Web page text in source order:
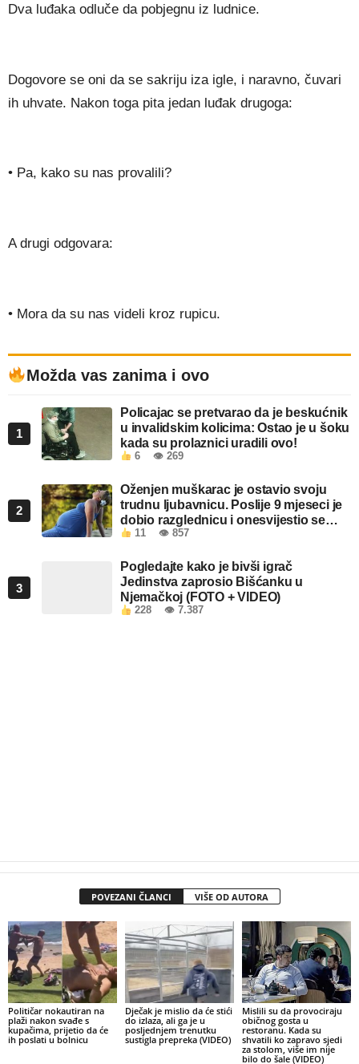
Dva luđaka odluče da pobjegnu iz ludnice.
Dogovore se oni da se sakriju iza igle, i naravno, čuvari
ih uhvate. Nakon toga pita jedan luđak drugoga:
• Pa, kako su nas provalili?
A drugi odgovara:
• Mora da su nas videli kroz rupicu.
Možda vas zanima i ovo
1
Policajac se pretvarao da je beskućnik
u invalidskim kolicima: Ostao je u šoku
kada su prolaznici uradili ovo!
6 👁 269
2
Oženjen muškarac je ostavio svoju
trudnu ljubavnicu. Poslije 9 mjeseci je
dobio razglednicu i onesvijestio se
kada je pročitao šta piše!
11 👁 857
3
Pogledajte kako je bivši igrač
Jedinstva zaprosio Bišćanku u
Njemačkoj (FOTO + VIDEO)
228 👁 7.387
POVEZANI ČLANCI VIŠE OD AUTORA
Političar nokautiran na
plaži nakon svađe s
kupačima, prijetio da će
ih poslati u bolnicu
Dječak je mislio da će stići
do izlaza, ali ga je u
posljednjem trenutku
sustigla prepreka (VIDEO)
Mislili su da provociraju
običnog gosta u
restoranu. Kada su
shvatili ko zapravo sjedi
za stolom, više im nije
bilo do šale (VIDEO)